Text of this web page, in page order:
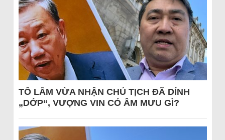
TÔ LÂM VỪA NHẬN CHỦ TỊCH ĐÃ DÍNH
„DỚP“, VƯỢNG VIN CÓ ÂM MƯU GÌ?